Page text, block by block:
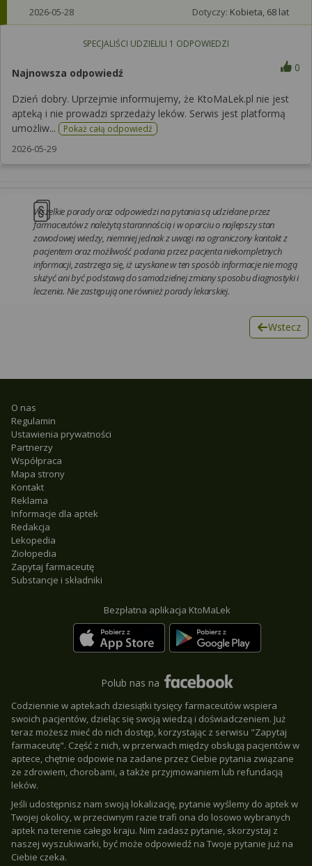
2026-05-28 Dotyczy: Kobieta, 68 lat
SPECJALIŚCI UDZIELILI 1 ODPOWIEDZI
Najnowsza odpowiedź 0
Dzień dobry. Uprzejmie informujemy, że KtoMaLek.pl nie jest
apteką i nie prowadzi sprzedaży leków. Serwis jest platformą
umożliw...
Pokaż całą odpowiedź
2026-05-29
Wszelkie porady oraz odpowiedzi na pytania są udzielane przez
farmaceutów z należytą starannością i w oparciu o najlepszy stan
zawodowej wiedzy, niemniej jednak z uwagi na ograniczony kontakt z
pacjentem oraz możliwość podania przez pacjenta niekompletnych
informacji, zastrzega się, iż uzyskane w ten sposób informacje nie mogą
służyć ani być podstawą do samodzielnej zmiany sposobu diagnostyki i
leczenia. Nie zastępują one również porady lekarskiej.
Wstecz
O nas
Regulamin
Ustawienia prywatności
Partnerzy
Współpraca
Mapa strony
Kontakt
Reklama
Informacje dla aptek
Redakcja
Lekopedia
Ziołopedia
Zapytaj farmaceutę
Substancje i składniki
Bezpłatna aplikacja KtoMaLek
Polub nas na
Codziennie w aptekach dziesiątki tysięcy farmaceutów wspiera
swoich pacjentów, dzieląc się swoją wiedzą i doświadczeniem. Już
teraz możesz mieć do nich dostęp, korzystając z serwisu "Zapytaj
farmaceutę". Część z nich, w przerwach między obsługą pacjentów w
aptece, chętnie odpowie na zadane przez Ciebie pytania związane
ze zdrowiem, chorobami, a także przyjmowaniem lub refundacją
leków.
Jeśli udostępnisz nam swoją lokalizację, pytanie wyślemy do aptek w
Twojej okolicy, w przeciwnym razie trafi ona do losowo wybranych
aptek na terenie całego kraju. Nim zadasz pytanie, skorzystaj z
naszej wyszukiwarki, być może odpowiedź na Twoje pytanie już na
Ciebie czeka.